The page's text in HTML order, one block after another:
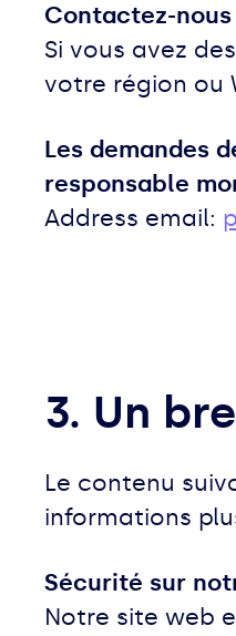
Contactez-
Si vous avez
votre région ou
Les demandes
responsable
Address email:
3. Un
Le contenu
informations
Sécurité sur
Notre site web